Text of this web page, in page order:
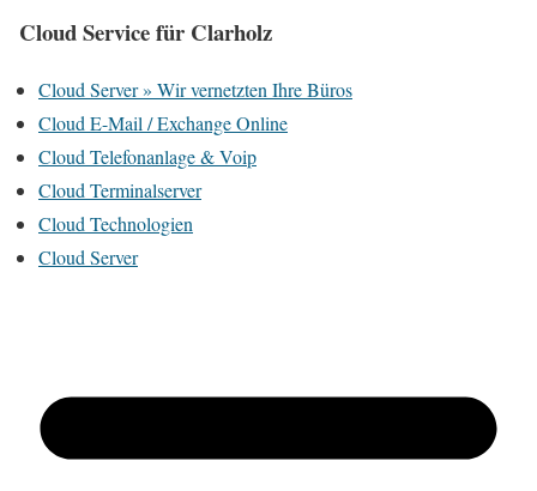
Cloud Service für Clarholz
Cloud Server » Wir vernetzten Ihre Büros
Cloud E-Mail / Exchange Online
Cloud Telefonanlage & Voip
Cloud Terminalserver
Cloud Technologien
Cloud Server